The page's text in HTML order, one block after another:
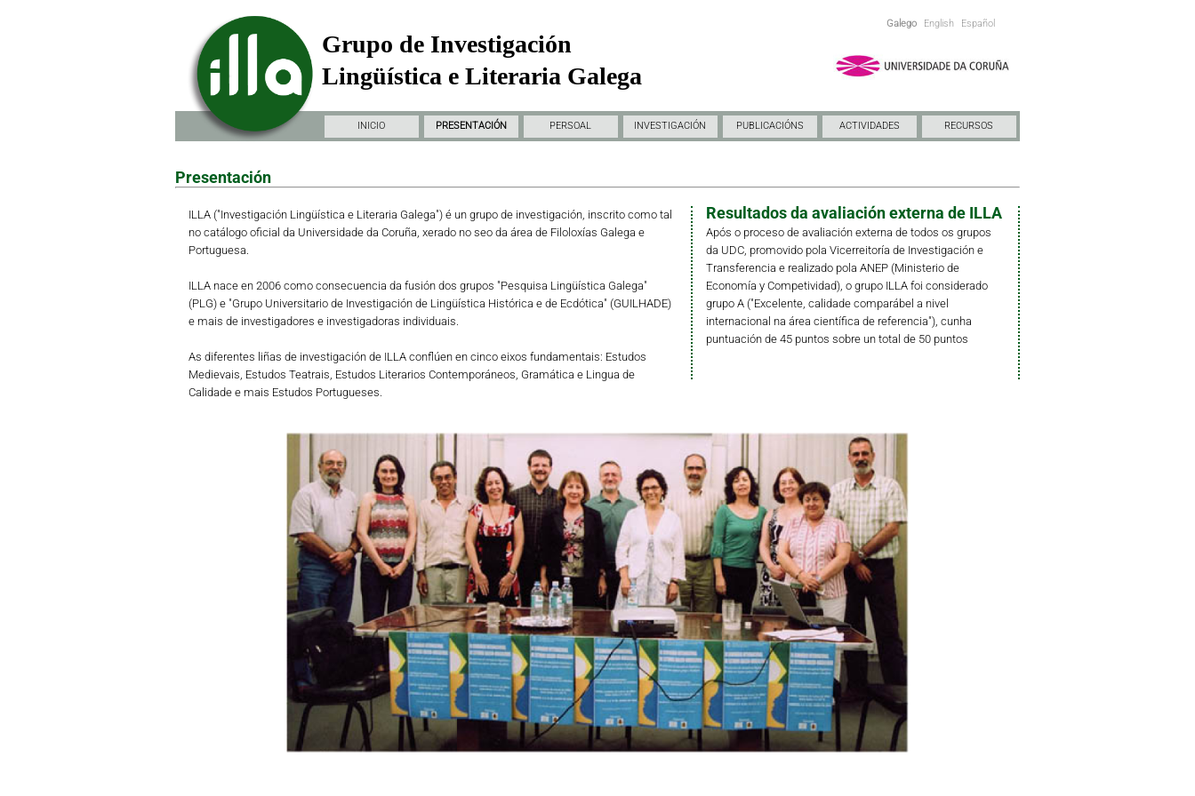
Galego English Español
Grupo de Investigación
Lingüística e Literaria Galega
INICIO PRESENTACIÓN PERSOAL INVESTIGACIÓN PUBLICACIÓNS ACTIVIDADES RECURSOS
Presentación
ILLA ("Investigación Lingüística e Literaria Galega") é un grupo de investigación, inscrito como tal
no catálogo oficial da Universidade da Coruña, xerado no seo da área de Filoloxías Galega e
Portuguesa.
ILLA nace en 2006 como consecuencia da fusión dos grupos "Pesquisa Lingüística Galega"
(PLG) e "Grupo Universitario de Investigación de Lingüística Histórica e de Ecdótica" (GUILHADE)
e mais de investigadores e investigadoras individuais.
As diferentes liñas de investigación de ILLA conflúen en cinco eixos fundamentais: Estudos
Medievais, Estudos Teatrais, Estudos Literarios Contemporáneos, Gramática e Lingua de
Calidade e mais Estudos Portugueses.
Resultados da avaliación externa de ILLA
Após o proceso de avaliación externa de todos os grupos
da UDC, promovido pola Vicerreitoría de Investigación e
Transferencia e realizado pola ANEP (Ministerio de
Economía y Competividad), o grupo ILLA foi considerado
grupo A ("Excelente, calidade comparábel a nivel
internacional na área científica de referencia"), cunha
puntuación de 45 puntos sobre un total de 50 puntos